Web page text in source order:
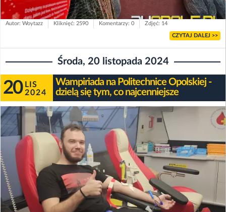
Autor: Woytazz Kliknięć: 2590 Komentarzy: 0 Zdjęć: 14
CZYTAJ DALEJ >>
Środa, 20 listopada 2024
20 LIS
2024
Wampiriada na Politechnice Opolskiej -
dzielą się tym, co najcenniejsze